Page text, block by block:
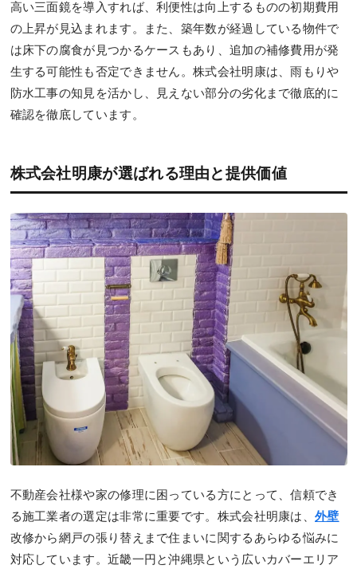
高い三面鏡を導入すれば、利便性は向上するものの初期費用
の上昇が見込まれます。また、築年数が経過している物件で
は床下の腐食が見つかるケースもあり、追加の補修費用が発
生する可能性も否定できません。株式会社明康は、雨もりや
防水工事の知見を活かし、見えない部分の劣化まで徹底的に
確認を徹底しています。
株式会社明康が選ばれる理由と提供価値
不動産会社様や家の修理に困っている方にとって、信頼でき
る施工業者の選定は非常に重要です。株式会社明康は、外壁
改修から網戸の張り替えまで住まいに関するあらゆる悩みに
対応しています。近畿一円と沖縄県という広いカバーエリア